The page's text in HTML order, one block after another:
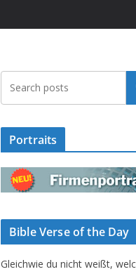
Portraits
Bible Verse of the Day
Gleichwie du nicht weißt,